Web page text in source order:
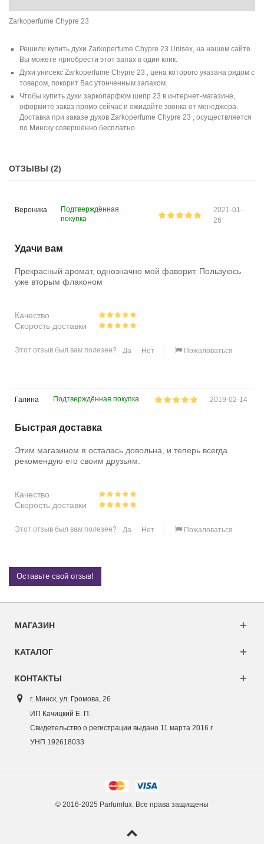
Zarkoperfume Chypre 23
Решили купить духи Zarkoperfume Chypre 23 Unisex, на нашем сайте
Вы можете приобрести этот запах в один клик.
Духи унисекс Zarkoperfume Chypre 23 , цена которого указана рядом с
товаром, покорит Вас утонченным запахом.
Чтобы купить духи заркопарфюм шипр 23 в интернет-магазине,
оформите заказ прямо сейчас и ожидайте звонка от менеджера.
Доставка при заказе духов Zarkoperfume Chypre 23 , осуществляется
по Минску совершенно бесплатно.
ОТЗЫВЫ (2)
Вероника
Подтверждённая
покупка
2021-01-
26
Удачи вам
Прекрасный аромат, однозначно мой фаворит. Пользуюсь
уже вторым флаконом
Качество
Скорость доставки
Этот отзыв был вам полезен? Да Нет Пожаловаться
Галина Подтверждённая покупка 2019-02-14
Быстрая доставка
Этим магазином я осталась довольна, и теперь всегда
рекомендую его своим друзьям.
Качество
Скорость доставки
Этот отзыв был вам полезен? Да Нет Пожаловаться
Оставьте свой отзыв!
МАГАЗИН
КАТАЛОГ
КОНТАКТЫ
г. Минск, ул. Громова, 26
ИП Качицкий Е. П.
Свидетельство о регистрации выдано 11 марта 2016 г.
УНП 192618033
© 2016-2025 Parfumlux. Все права защищены